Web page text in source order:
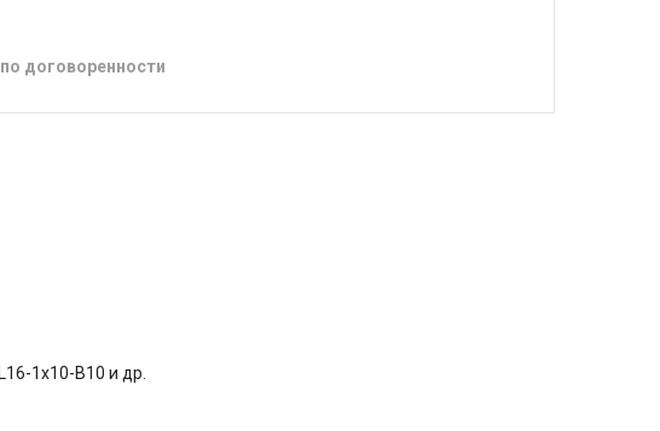
по договоренности
1x10-B10 и др.